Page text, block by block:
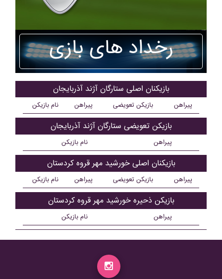
رخداد های بازی
بازیکنان اصلی ستارگان آژند آذربايجان
نام بازیکن پیراهن بازیکن تعویضی پیراهن
بازیکن تعویضی ستارگان آژند آذربايجان
نام بازیکن پیراهن
بازیکنان اصلی خورشيد مهر قروه کردستان
نام بازیکن پیراهن بازیکن تعویضی پیراهن
بازیکن ذحیره خورشيد مهر قروه کردستان
نام بازیکن پیراهن